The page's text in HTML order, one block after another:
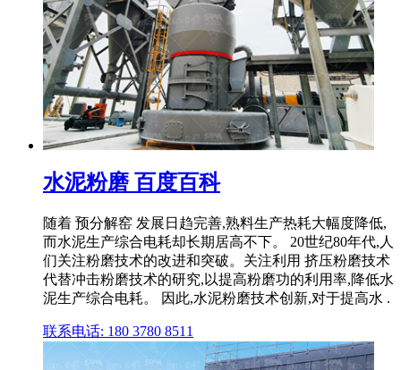
水泥粉磨 百度百科
随着 预分解窑 发展日趋完善,熟料生产热耗大幅度降低,
而水泥生产综合电耗却长期居高不下。 20世纪80年代,人
们关注粉磨技术的改进和突破。关注利用 挤压粉磨技术
代替冲击粉磨技术的研究,以提高粉磨功的利用率,降低水
泥生产综合电耗。 因此,水泥粉磨技术创新,对于提高水 .
联系电话: 180 3780 8511